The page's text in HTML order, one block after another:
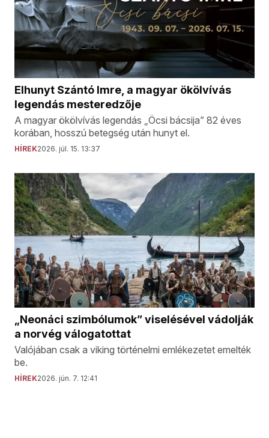
Elhunyt Szántó Imre, a magyar ökölvívás
legendás mesteredzője
A magyar ökölvívás legendás „Öcsi bácsija” 82 éves
korában, hosszú betegség után hunyt el.
HÍREK2026. júl. 15. 13:37
„Neonáci szimbólumok” viselésével vádolják
a norvég válogatottat
Valójában csak a viking történelmi emlékezetet emelték
be.
HÍREK2026. jún. 7. 12:41